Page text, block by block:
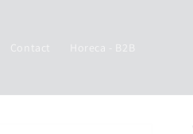
Contact Horeca - B2B